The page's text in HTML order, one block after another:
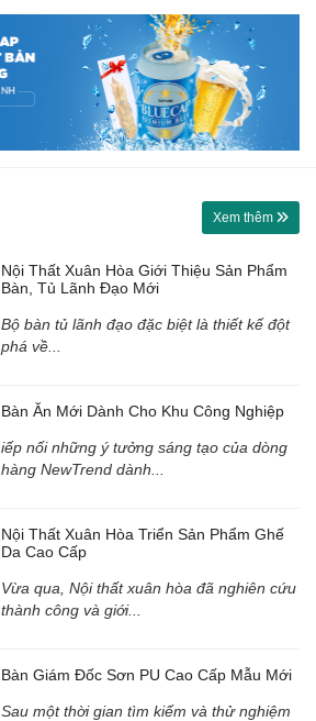
Xem thêm
Nội Thất Xuân Hòa Giới Thiệu Sản Phẩm
Bàn, Tủ Lãnh Đạo Mới
Bộ bàn tủ lãnh đạo đặc biệt là thiết kế đột
phá về...
Bàn Ăn Mới Dành Cho Khu Công Nghiệp
iếp nối những ý tưởng sáng tạo của dòng
hàng NewTrend dành...
Nội Thất Xuân Hòa Triển Sản Phẩm Ghế
Da Cao Cấp
Vừa qua, Nội thất xuân hòa đã nghiên cứu
thành công và giới...
Bàn Giám Đốc Sơn PU Cao Cấp Mẫu Mới
Sau một thời gian tìm kiếm và thử nghiệm